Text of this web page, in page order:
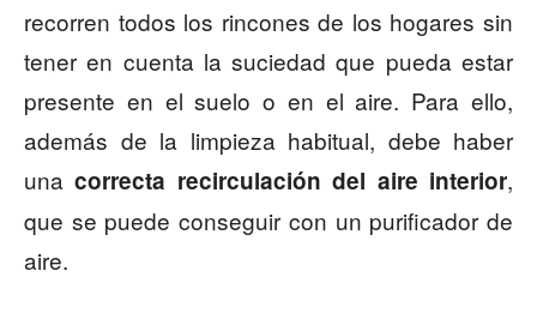
recorren todos los rincones de los hogares sin
tener en cuenta la suciedad que pueda estar
presente en el suelo o en el aire. Para ello,
además de la limpieza habitual, debe haber
unacorrecta recirculación del aire interior,
que se puede conseguir con un purificador de
aire.